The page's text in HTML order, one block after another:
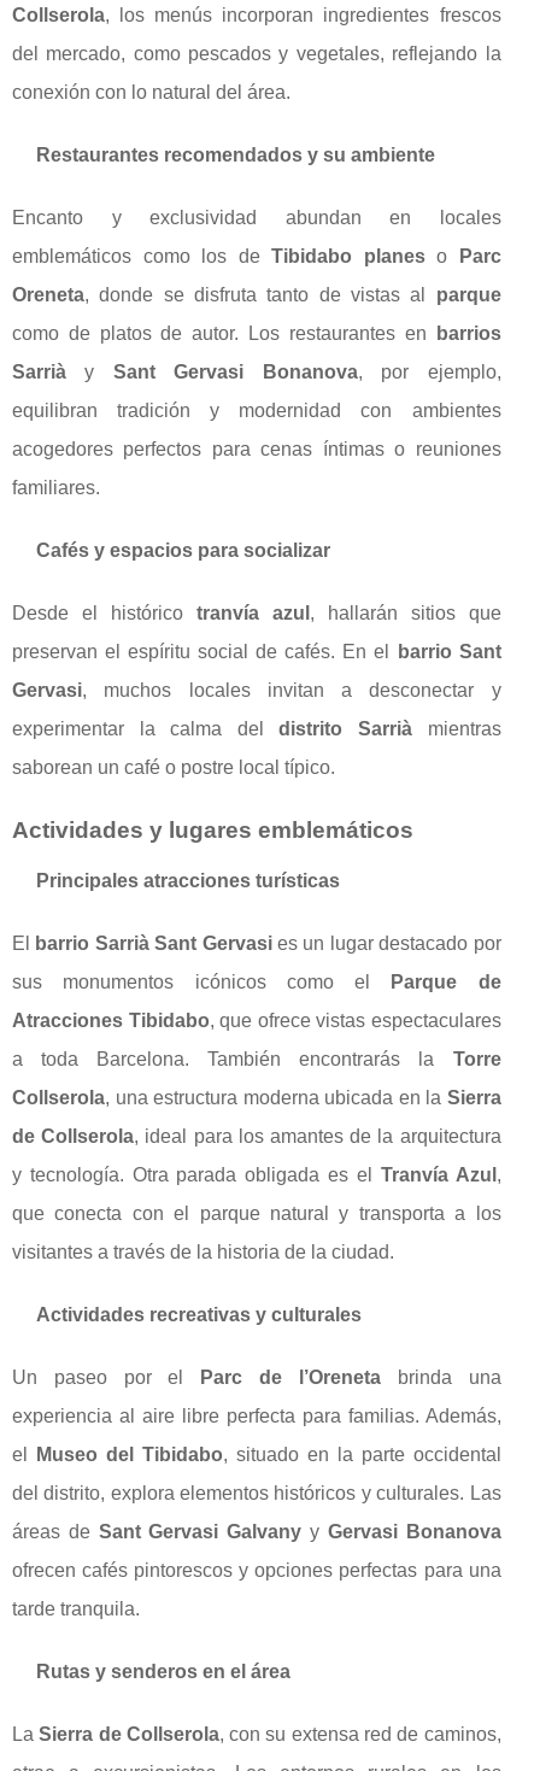
Collserola, los menús incorporan ingredientes frescos
del mercado, como pescados y vegetales, reflejando la
conexión con lo natural del área.
Restaurantes recomendados y su ambiente
Encanto y exclusividad abundan en locales
emblemáticos como los deTibidabo planeso
Parc
Oreneta, donde se disfruta tanto de vistas al parque
como de platos de autor. Los restaurantes en
barrios
Sarrià y Sant Gervasi Bonanova, por ejemplo,
equilibran tradición y modernidad con ambientes
acogedores perfectos para cenas íntimas o reuniones
familiares.
Cafés y espacios para socializar
Desde el histórico tranvía azul , hallarán sitios que
preservan el espíritu social de cafés. En el
barrio Sant
Gervasi, muchos locales invitan a desconectar y
experimentar la calma deldistrito Sarrià mientras
saborean un café o postre local típico.
Actividades y lugares emblemáticos
Principales atracciones turísticas
El barrio Sarrià Sant Gervasies un lugar destacado por
sus monumentos icónicos como el
Parque de
Atracciones Tibidabo, que ofrece vistas espectaculares
a toda Barcelona. También encontrarás la Torre
Collserola, una estructura moderna ubicada en la Sierra
de Collserola, ideal para los amantes de la arquitectura
y tecnología. Otra parada obligada es el Tranvía Azul ,
que conecta con el parque natural y transporta a los
visitantes a través de la historia de la ciudad.
Actividades recreativas y culturales
Un paseo por el Parc de l’Orenetabrinda una
experiencia al aire libre perfecta para familias. Además,
el
Museo del Tibidabo, situado en la parte occidental
del distrito, explora elementos históricos y culturales. Las
áreas de Sant Gervasi Galvany y Gervasi Bonanova
ofrecen cafés pintorescos y opciones perfectas para una
tarde tranquila.
Rutas y senderos en el área
LaSierra de Collserola, con su extensa red de caminos,